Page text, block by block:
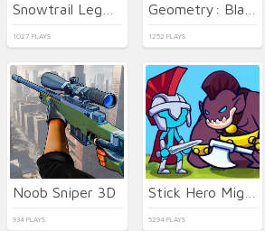
1027 PLAYS 1252 PLAYS
Noob Sniper 3D
934 PLAYS 5294 PLAYS